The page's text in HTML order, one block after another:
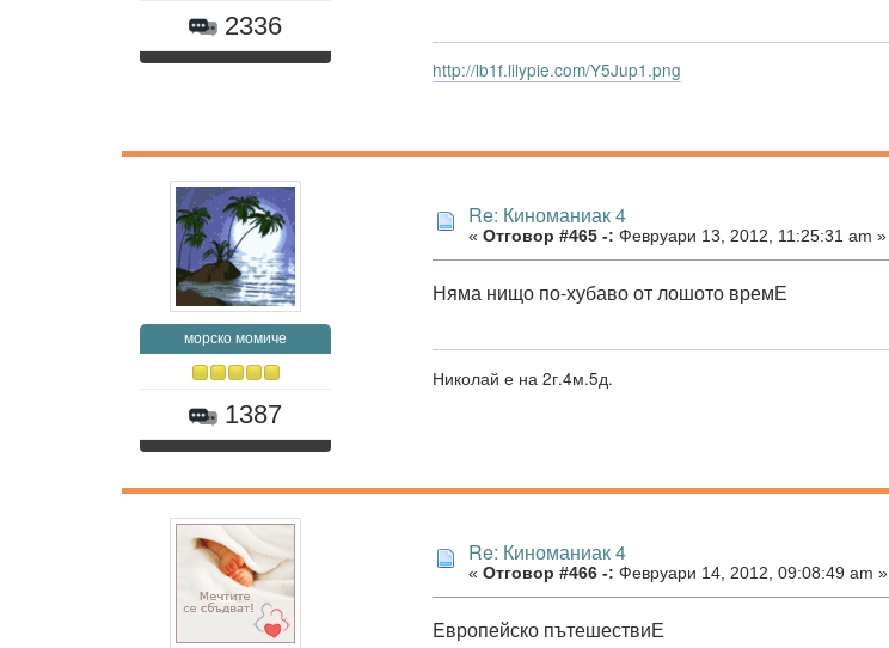
2336
http://lb1f.lilypie.com/Y5Jup1.png
морско момиче
1387
Re: Киноманиак 4
« Отговор #465 -: Февруари 13, 2012, 11:25:31 am »
Няма нищо по-хубаво от лошото времЕ
Николай е на 2г.4м.5д.
Re: Киноманиак 4
« Отговор #466 -: Февруари 14, 2012, 09:08:49 am »
Eвропейско пътешествиЕ